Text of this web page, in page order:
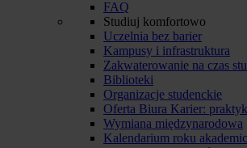
FAQ
Studiuj komfortowo
Uczelnia bez barier
Kampusy i infrastruktura
Zakwaterowanie na czas
Biblioteki
Organizacje studenckie
Oferta Biura Karier:
Wymiana międzynarodowa
Kalendarium roku